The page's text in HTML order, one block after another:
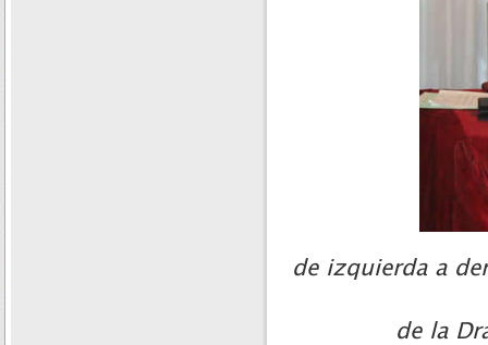
de izquierda a
de la